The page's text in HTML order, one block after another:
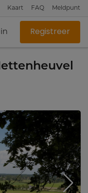
Kaart FAQ Meldpunt
Registreer